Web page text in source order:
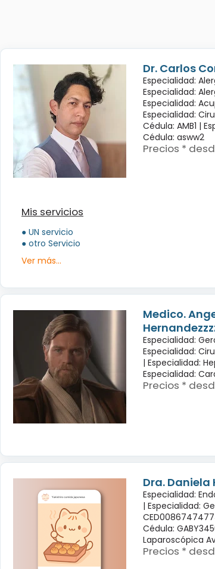
Dr. Carlos
Especialidad:
Especialidad:
Especialidad:
Especialidad:
Cédula: AMB1 |
Cédula: asww2
Precios *
Mis servicios
● UN servicio
● otro Servicio
Ver más...
Medico.
Especialidad:
Especialidad:
| Especialidad:
Especialidad:
Precios *
Dra. Daniela
Especialidad:
| Especialidad:
Cédula:
Laparoscópica
Precios *